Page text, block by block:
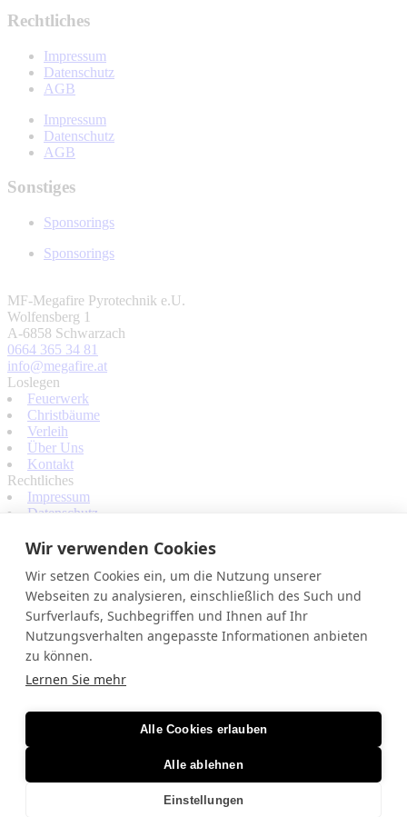
Rechtliches
Impressum
Datenschutz
AGB
Impressum
Datenschutz
AGB
Sonstiges
Sponsorings
Sponsorings
MF-Megafire Pyrotechnik e.U.
Wolfensberg 1
A-6858 Schwarzach
0664 365 34 81
info@megafire.at
Loslegen
Feuerwerk
Christbäume
Verleih
Über Uns
Kontakt
Rechtliches
Impressum
Datenschutz
Sonstiges
Website by Lufy
Feuerwerk
Christbäume
Über Uns
Über Uns
Wir verwenden Cookies
Wir setzen Cookies ein, um die Nutzung unserer
Webseiten zu analysieren, einschließlich des Such und
Surfverlaufs, Suchbegriffen und Ihnen auf Ihr
Nutzungsverhalten angepasste Informationen anbieten
zu können.
Lernen Sie mehr
Alle Cookies erlauben
Alle ablehnen
Einstellungen